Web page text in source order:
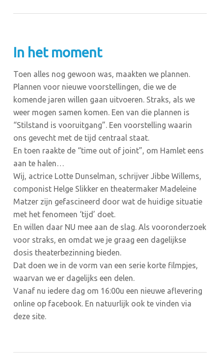
In het moment
Toen alles nog gewoon was, maakten we plannen.
Plannen voor nieuwe voorstellingen, die we de
komende jaren willen gaan uitvoeren. Straks, als we
weer mogen samen komen. Een van die plannen is
“Stilstand is vooruitgang”. Een voorstelling waarin
ons gevecht met de tijd centraal staat.
En toen raakte de “time out of joint”, om Hamlet eens
aan te halen…
Wij, actrice Lotte Dunselman, schrijver Jibbe Willems,
componist Helge Slikker en theatermaker Madeleine
Matzer zijn gefascineerd door wat de huidige situatie
met het fenomeen ‘tijd’ doet.
En willen daar NU mee aan de slag. Als vooronderzoek
voor straks, en omdat we je graag een dagelijkse
dosis theaterbezinning bieden.
Dat doen we in de vorm van een serie korte filmpjes,
waarvan we er dagelijks een delen.
Vanaf nu iedere dag om 16:00u een nieuwe aflevering
online op facebook. En natuurlijk ook te vinden via
deze site.